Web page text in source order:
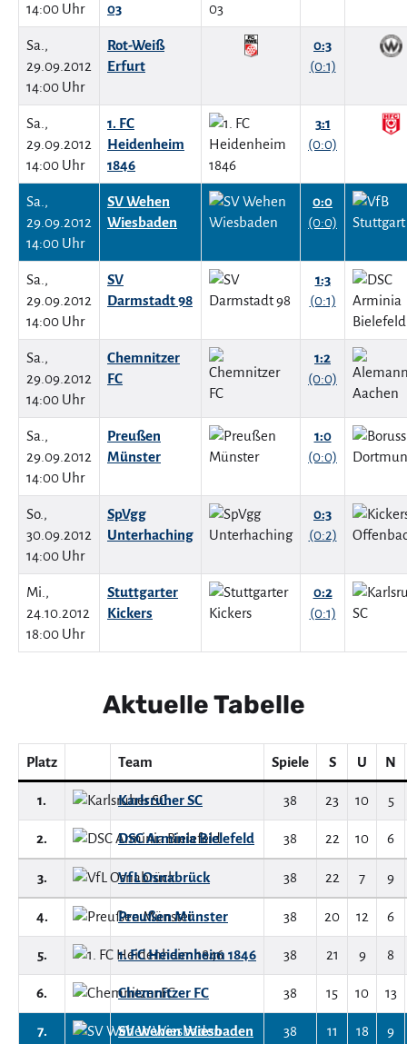
14:00 Uhr
03
Sa.,
29.09.2012
14:00 Uhr
Rot-Weiß
Erfurt
0:3
(0:1)
Sa.,
29.09.2012
14:00 Uhr
1. FC
Heidenheim
1846
3:1
(0:0)
Sa.,
29.09.2012
14:00 Uhr
SV Wehen
Wiesbaden
0:0
(0:0)
Sa.,
29.09.2012
14:00 Uhr
SV
Darmstadt 98
1:3
(0:1)
Sa.,
29.09.2012
14:00 Uhr
Chemnitzer
FC
1:2
(0:0)
Sa.,
29.09.2012
14:00 Uhr
Preußen
Münster
1:0
(0:0)
So.,
30.09.2012
14:00 Uhr
SpVgg
Unterhaching
0:3
(0:2)
Mi.,
24.10.2012
18:00 Uhr
Stuttgarter
Kickers
0:2
(0:1)
Aktuelle Tabelle
Platz Team Spiele S U N
1. Karlsruher SC 38 23 10 5
2. DSC Arminia Bielefeld 38 22 10 6
3. VfL Osnabrück 38 22 7 9
4. Preußen Münster 38 20 12 6
5. 1. FC Heidenheim 1846 38 21 9 8
6. Chemnitzer FC 38 15 10 13
7. SV Wehen Wiesbaden 38 11 18 9